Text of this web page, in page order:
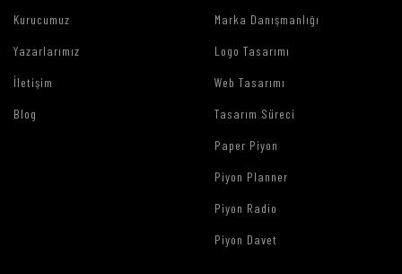
Kurucumuz
Yazarlarımız
İletişim
Blog
Marka Danışmanlığı
Logo Tasarımı
Web Tasarımı
Tasarım Süreci
Paper Piyon
Piyon Planner
Piyon Radio
Piyon Davet